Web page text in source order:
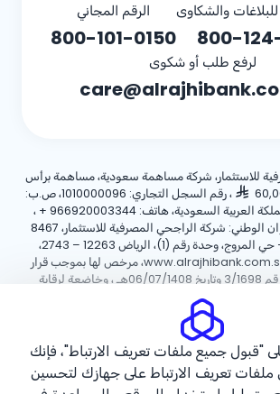
والشكاوى
800-
الرقم المجاني
800-101-0150
لرفع طلب أو شكوى
للاستثمار، شركة مساهمة سعودية، مساهمة برأس
، رقم السجل التجاري: 1010000096، ص.ب:
+ 966920003344 ،
8001244455 العنوان الوطني: شركة الراجحي المصرفية للاستثمار، 8467
طريق الملك فهد – حي المروج، وحدة رقم (1)، الرياض 12263 – 2743،
الموقع الإلكتروني: www.alrajhibank.com.sa، مرخص لها بموجب قرار
معالي وزير المالية رقم 3/1698 وتاريخ 06/07/1408هـ ، وخاضعة لرقابة
وإشراف البنك المركزي السعودي.
©2026 مصرف الراجحي.
الارتباطسياسة الخصوصية الأحكام والشروط
"قبول جميع ملفات تعريف الارتباط"، فإنك
ملفات تعريف الارتباط على جهازك لتحسين